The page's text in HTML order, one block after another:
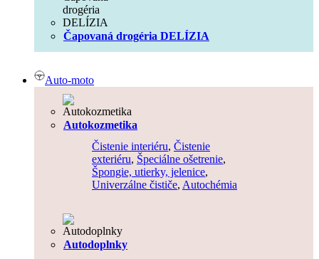
Čapovaná drogéria DELÍZIA
Auto-moto
Autokozmetika
Čistenie interiéru, Čistenie
exteriéru, Špeciálne ošetrenie,
Špongie, utierky, jelenice,
Univerzálne čističe, Autochémia
Autodoplnky